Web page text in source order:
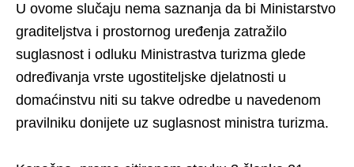
U ovome slučaju nema saznanja da bi Ministarstvo
graditeljstva i prostornog uređenja zatražilo
suglasnost i odluku Ministrastva turizma glede
određivanja vrste ugostiteljske djelatnosti u
domaćinstvu niti su takve odredbe u navedenom
pravilniku donijete uz suglasnost ministra turizma.